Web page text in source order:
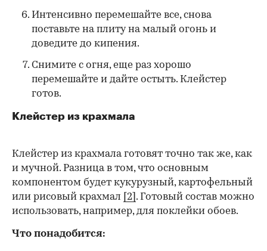
Интенсивно перемешайте все, снова
поставьте на плиту на малый огонь и
доведите до кипения.
Снимите с огня, еще раз хорошо
перемешайте и дайте остыть. Клейстер
готов.
Клейстер из крахмала
Клейстер из крахмала готовят точно так же, как
и мучной. Разница в том, что основным
компонентом будет кукурузный, картофельный
или рисовый крахмал
[2] . Готовый состав можно
использовать, например, для поклейки обоев.
Что понадобится: